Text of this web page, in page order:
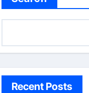
Recent Posts